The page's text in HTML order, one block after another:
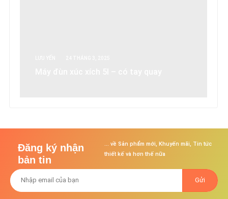
Đăng ký nhận
bản tin
... về Sản phẩm mới, Khuyến mãi, Tin tức
thiết kế và hơn thế nữa